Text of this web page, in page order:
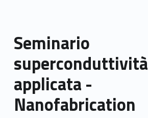
Seminario
superconduttività
applicata -
Nanofabrication